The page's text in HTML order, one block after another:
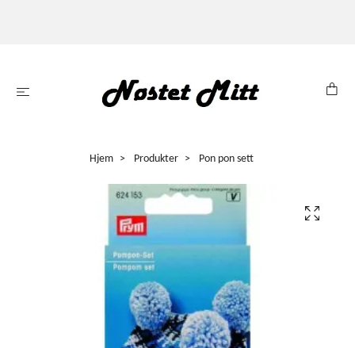
Hjem Produkter Pon pon sett